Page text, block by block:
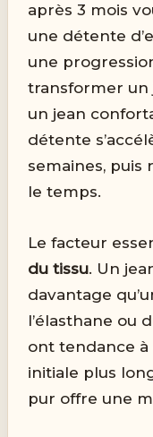
après 3 mois
une détente
une
transformer un
un jean
détente
semaines,
le temps.
Le facteur
du tissu. Un
davantage
l’élasthane ou
ont tendance
initiale plus
pur offre une